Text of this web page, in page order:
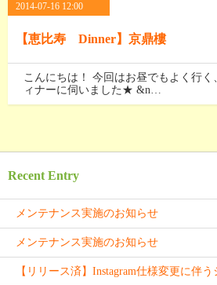
2014-07-16 12:00
【恵比寿 Dinner】京鼎樓
こんにちは！ 今回はお昼でもよく行
ィナーに伺いました★ &n…
Recent Entry
メンテナンス実施のお知らせ
メンテナンス実施のお知らせ
【リリース済】Instagram仕様変更に伴